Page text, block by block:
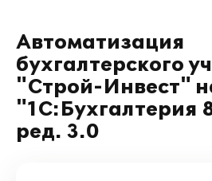
Автоматизация
бухгалтерского
"Строй-Инвест"
"1С:Бухгалтерия
ред. 3.0